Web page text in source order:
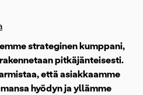
strateginen kumppani,
pitkäjänteisesti.
että asiakkaamme
hyödyn ja yllämme